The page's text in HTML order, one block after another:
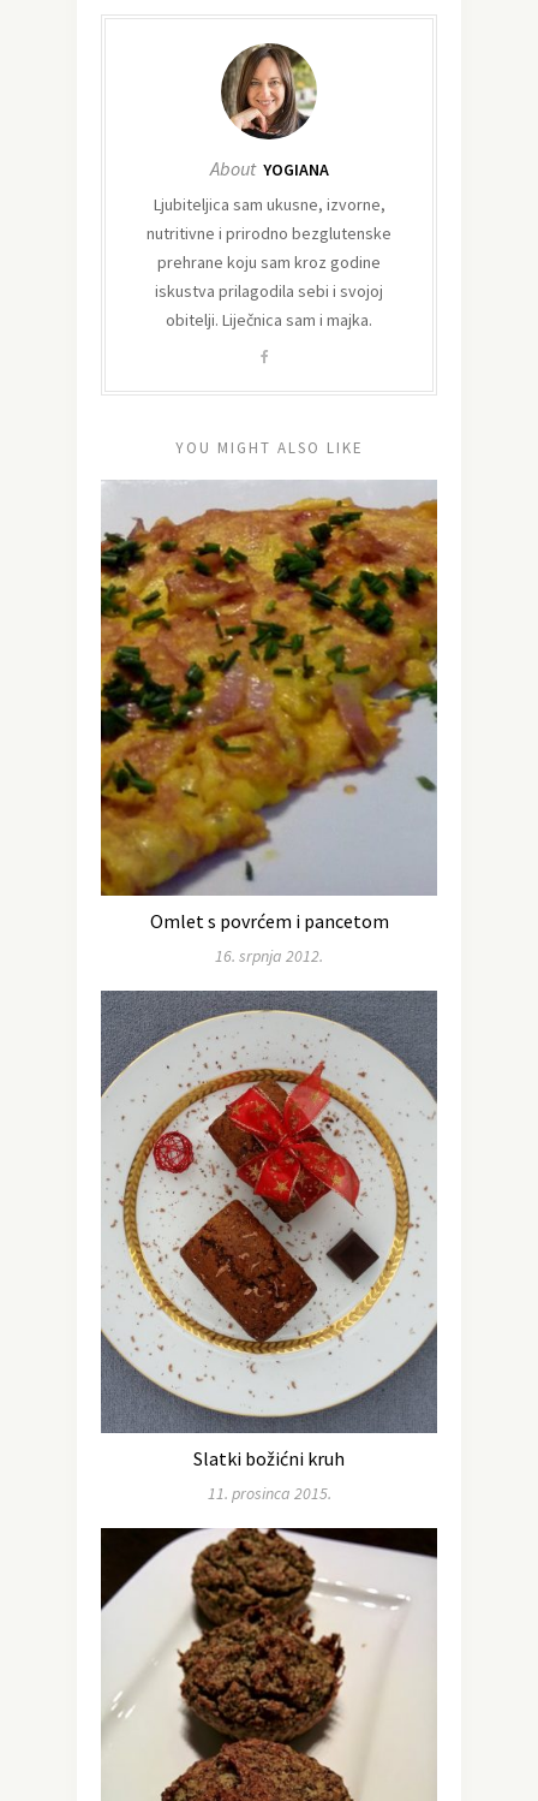
About YOGIANA
Ljubiteljica sam ukusne, izvorne,
nutritivne i prirodno bezglutenske
prehrane koju sam kroz godine
iskustva prilagodila sebi i svojoj
obitelji. Liječnica sam i majka.
YOU MIGHT ALSO LIKE
Omlet s povrćem i pancetom
16. srpnja 2012.
Slatki božićni kruh
11. prosinca 2015.